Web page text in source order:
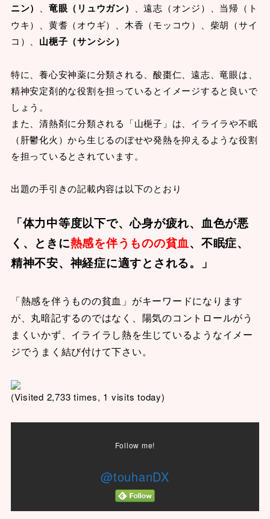
ニン）
竜眼（リュウガン）
、遠志（オンジ）、当帰（ト
ウキ）、黄耆（オウギ）、木香（モッコウ）、柴胡（サイ
コ）、 山梔子（サンシシ）
特に、養心安神薬に分類される、酸棗仁、遠志、竜眼は、
精神安定剤的な役割を担っているとイメージすると良いで
しょう。
また、清熱剤に分類される「山梔子」は、イライラや不眠
（肝鬱化火）から生じるのぼせや発熱を抑えるような役割
を担っているとされています。
出題の手引きの記載内容は以下のとおり
「体力中等度以下で、心身が疲れ、血色が悪
く、ときに熱感を伴うものの貧血、不眠症、
精神不安、神経症に適すとされる。」
「熱感を伴うものの貧血」がキーワードになります
が、丸暗記するのではなく、陽気のコントロールがう
まくいかず、イライラし熱を生じているようなイメー
ジでうまく結び付けて下さい。
(Visited 2,733 times, 1 visits today)
Follow me!
@touhanDX